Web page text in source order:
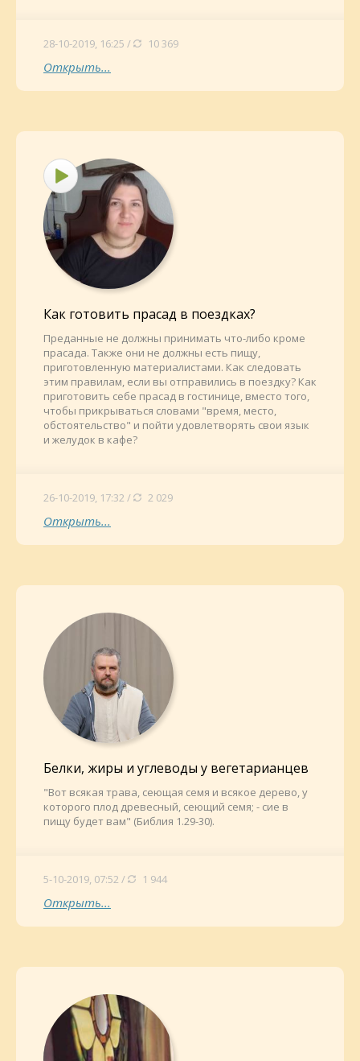
28-10-2019, 16:25 / 10 369
Открыть...
Как готовить прасад в поездках?
Преданные не должны принимать что-либо кроме
прасада. Также они не должны есть пищу,
приготовленную материалистами. Как следовать
этим правилам, если вы отправились в поездку? Как
приготовить себе прасад в гостинице, вместо того,
чтобы прикрываться словами "время, место,
обстоятельство" и пойти удовлетворять свои язык
и желудок в кафе?
26-10-2019, 17:32 / 2 029
Открыть...
Белки, жиры и углеводы у вегетарианцев
"Вот всякая трава, сеющая семя и всякое дерево, у
которого плод древесный, сеющий семя; - сие в
пищу будет вам" (Библия 1.29-30).
5-10-2019, 07:52 / 1 944
Открыть...